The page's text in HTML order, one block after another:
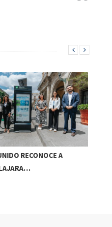
RECONOCE A